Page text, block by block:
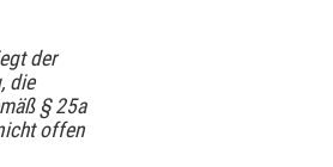
der
die
§ 25a
offen